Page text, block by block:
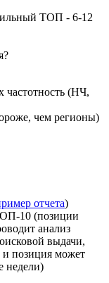
ТОП - 6-12
частотность (НЧ,
чем регионы)
отчета)
10 (позиции
анализ
выдачи,
и позиция может
недели)